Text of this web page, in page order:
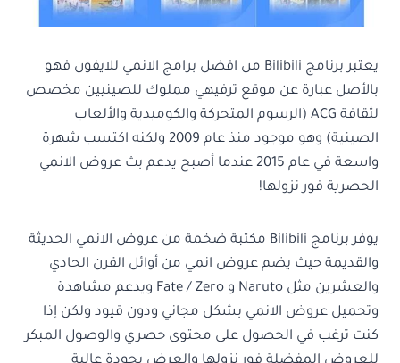
يعتبر برنامج Bilibili من افضل برامج الانمي للايفون فهو
بالأصل عبارة عن موقع ترفيهي مملوك للصينيين مخصص
لثقافة ACG (الرسوم المتحركة والكوميدية والألعاب
الصينية) وهو موجود منذ عام 2009 ولكنه اكتسب شهرة
واسعة في عام 2015 عندما أصبح يدعم بث عروض الانمي
الحصرية فور نزولها!
يوفر برنامج Bilibili مكتبة ضخمة من عروض الانمي الحديثة
والقديمة حيث يضم عروض انمي من أوائل القرن الحادي
والعشرين مثل Naruto و Fate / Zero ويدعم مشاهدة
وتحميل عروض الانمي بشكل مجاني ودون قيود ولكن إذا
كنت ترغب في الحصول على محتوى حصري والوصول المبكر